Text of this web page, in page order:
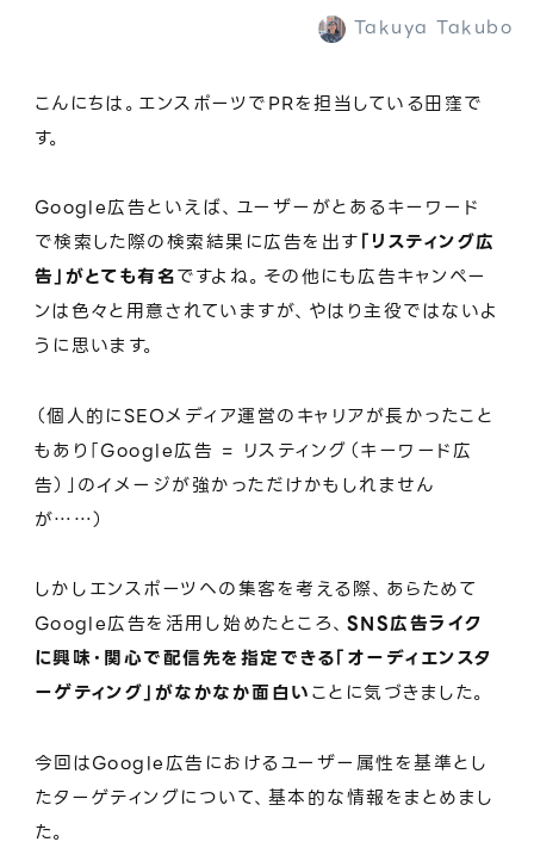
Takuya Takubo
こんにちは。エンスポーツでPRを担当している田窪で
す。
Google広告といえば、ユーザーがとあるキーワード
で検索した際の検索結果に広告を出す「リスティング広
告」がとても有名ですよね。その他にも広告キャンペー
ンは色々と用意されていますが、やはり主役ではないよ
うに思います。
（個人的にSEOメディア運営のキャリアが長かったこと
もあり「Google広告 = リスティング（キーワード広
告）」のイメージが強かっただけかもしれません
が……）
しかしエンスポーツへの集客を考える際、あらためて
Google広告を活用し始めたところ、 SNS広告ライク
に興味・関心で配信先を指定できる「オーディエンスタ
ーゲティング」がなかなか面白いことに気づきました。
今回はGoogle広告におけるユーザー属性を基準とし
たターゲティングについて、基本的な情報をまとめまし
た。